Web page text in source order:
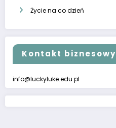
Życie na co dzień
Kontakt biznesowy
info@luckyluke.edu.pl